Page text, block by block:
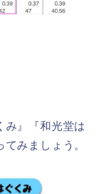
み』『和光堂は
みましょう。